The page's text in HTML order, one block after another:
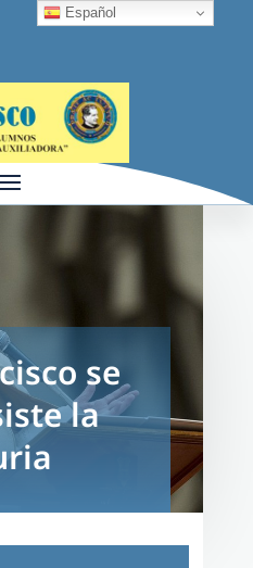
se
la
Español